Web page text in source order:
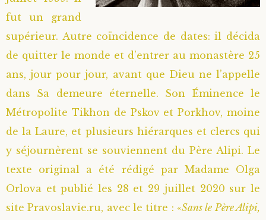
Saint Sophrony l’Athonite
Sainte Xenia
Sainte Matrone de Moscou
Staritsa Marie Makovkine
Natalia de Vyritsa
Staritsa Anastasia
Archimandrite Lazare (Abachidzé)
Geronda Arsenios le Spiléote
Gerondissa Makrina (Vassopoulou)
Archimandrite Nathanaël (Pospelov)
Père Héliodore
fut un grand
supérieur. Autre coïncidence de dates: il décida
de quitter le monde et d’entrer au monastère 25
ans, jour pour jour, avant que Dieu ne l’appelle
dans Sa demeure éternelle. Son Éminence le
Métropolite Tikhon de Pskov et Porkhov, moine
de la Laure, et plusieurs hiérarques et clercs qui
y séjournèrent se souviennent du Père Alipi. Le
texte original a été rédigé par Madame Olga
Orlova et publié les 28 et 29 juillet 2020 sur le
site Pravoslavie.ru, avec le titre : «Sans le Père Alipi,